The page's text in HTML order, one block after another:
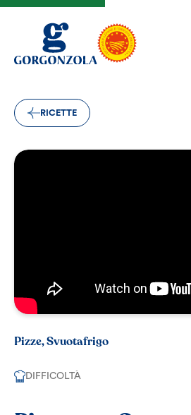
RICETTE
Pizze, Svuotafrigo
DIFFICOLTÀ